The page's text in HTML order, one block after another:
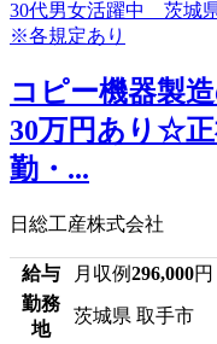
コピー機器製
30万円あり☆正
勤・...
日総工産株式会社
給与 月収例296,000円
勤務
地
茨城県 取手市